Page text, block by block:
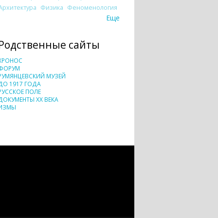
Физика Феноменология
Еще
сайты
МУЗЕЙ
1917 ГОДА
ПОЛЕ
XX ВЕКА